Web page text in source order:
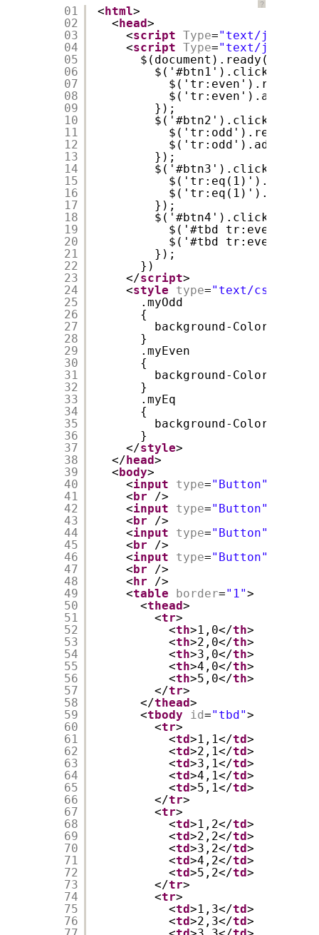
？
01
02
03
04
05
06
07
08
09
10
11
12
13
14
15
16
17
18
19
20
21
22
23
24
25
26
27
28
29
30
31
32
33
34
35
36
37
38
39
40
41
42
43
44
45
46
47
48
49
50
51
52
53
54
55
56
57
58
59
60
61
62
63
64
65
66
67
68
69
70
71
72
73
74
75
76
<html>
<head>
<script Type="text/
<script Type="text/
});
});
});
$('#tbd
$('#tbd
});
})
</script>
<style type="text/css"
.myOdd
{
background-Color:pink;
}
.myEven
{
background-
}
.myEq
{
background-Color:green;
}
</style>
</head>
<body>
<input type="Button"
<br
/>
<input type="Button"
<br
/>
<input type="Button"
<br
/>
<input type="Button"
<br
/>
<hr
/>
<table border="1">
<thead>
<tr>
<th>1,0</th>
<th>2,0</th>
<th>3,0</th>
<th>4,0</th>
<th>5,0</th>
</tr>
</thead>
<tbody id="tbd">
<tr>
<td>1,1</td>
<td>2,1</td>
<td>3,1</td>
<td>4,1</td>
<td>5,1</td>
</tr>
<tr>
<td>1,2</td>
<td>2,2</td>
<td>3,2</td>
<td>4,2</td>
<td>5,2</td>
</tr>
<tr>
<td>1,3</td>
<td>2,3</td>